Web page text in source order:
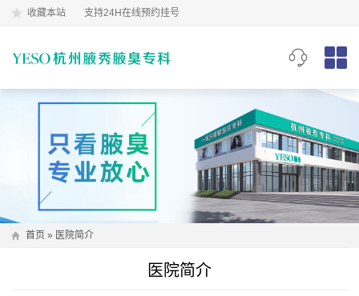
收藏本站 支持24H在线预约挂号
首页 » 医院简介
医院简介